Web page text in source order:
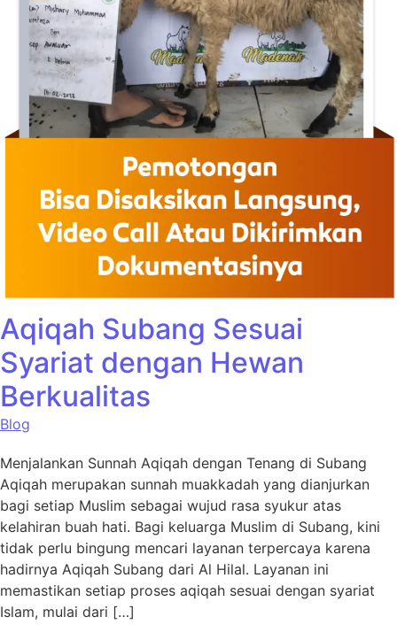
Aqiqah Subang Sesuai
Syariat dengan Hewan
Berkualitas
Blog
Menjalankan Sunnah Aqiqah dengan Tenang di Subang
Aqiqah merupakan sunnah muakkadah yang dianjurkan
bagi setiap Muslim sebagai wujud rasa syukur atas
kelahiran buah hati. Bagi keluarga Muslim di Subang, kini
tidak perlu bingung mencari layanan terpercaya karena
hadirnya Aqiqah Subang dari Al Hilal. Layanan ini
memastikan setiap proses aqiqah sesuai dengan syariat
Islam, mulai dari […]